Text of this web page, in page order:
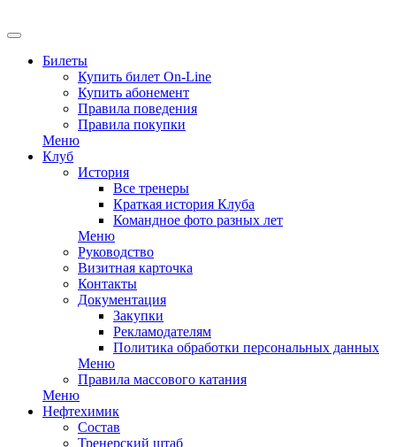
Билеты
Купить билет On-Line
Купить абонемент
Правила поведения
Правила покупки
Меню
Клуб
История
Все тренеры
Краткая история Клуба
Командное фото разных лет
Меню
Руководство
Визитная карточка
Контакты
Документация
Закупки
Рекламодателям
Политика обработки персональных данных
Меню
Правила массового катания
Меню
Нефтехимик
Состав
Тренерский штаб